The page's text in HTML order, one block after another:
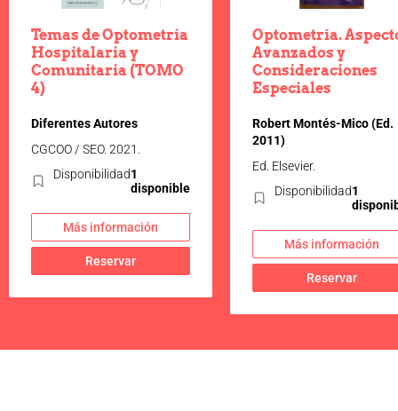
Temas de Optometría
Hospitalaria y
Comunitaria (TOMO
4)
Diferentes Autores
CGCOO / SEO. 2021.
Disponibilidad1
disponible
Más información
Reservar
Optometría.
Avanzados y
Consideraciones
Especiales
Robert Montés-Mico (Ed.
2011)
Ed. Elsevier.
Disponibilidad1
Más información
Reservar